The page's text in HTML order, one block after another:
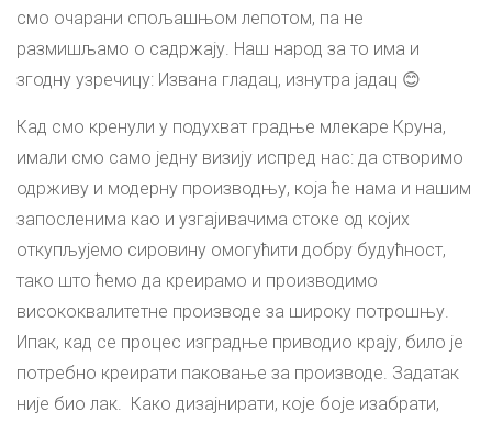
смо очарани спољашњом лепотом, па не
размишљамо о садржају. Наш народ за то има и
згодну узречицу: Извана гладац, изнутра јадац 😊
Кад смо кренули у подухват градње млекаре Круна,
имали смо само једну визију испред нас: да створимо
одрживу и модерну производњу, која ће нама и нашим
запосленима као и узгајивачима стоке од којих
откупљујемо сировину омогућити добру будућност,
тако што ћемо да креирамо и производимо
висококвалитетне производе за широку потрошњу.
Ипак, кад се процес изградње приводио крају, било је
потребно креирати паковање за производе. Задатак
није био лак. Како дизајнирати, које боје изабрати,